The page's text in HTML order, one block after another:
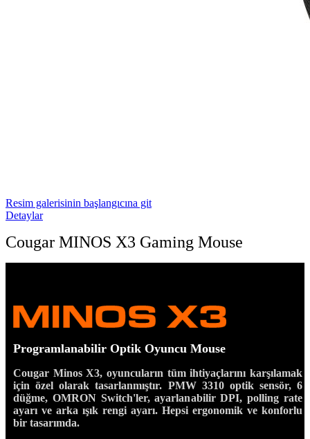
Resim galerisinin başlangıcına git
Detaylar
Cougar MINOS X3 Gaming Mouse
Programlanabilir Optik Oyuncu Mouse
Cougar Minos X3, oyuncuların tüm ihtiyaçlarını karşılamak
için özel olarak tasarlanmıştır. PMW 3310 optik sensör, 6
düğme, OMRON Switch'ler, ayarlanabilir DPI, polling rate
ayarı ve arka ışık rengi ayarı. Hepsi ergonomik ve konforlu
bir tasarımda.